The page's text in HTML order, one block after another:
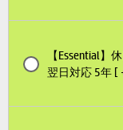
【Essential】
翌日対応 5年 [